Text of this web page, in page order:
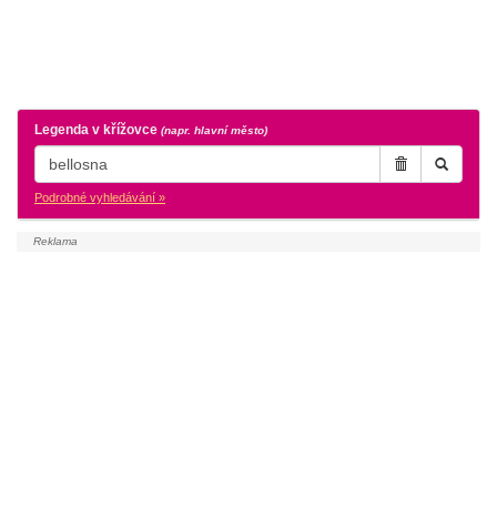
Legenda v křížovce (napr. hlavní město)
Podrobné vyhledávání »